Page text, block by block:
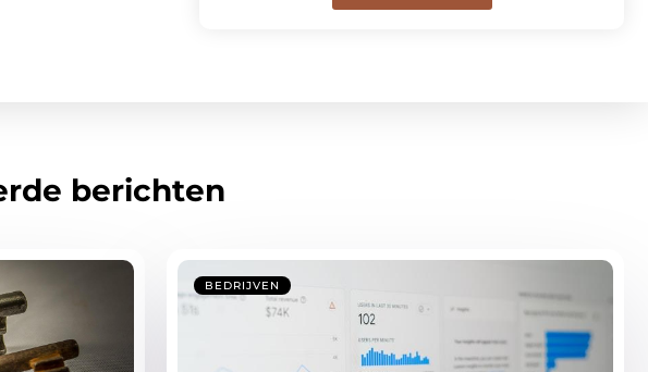
berichten
BEDRIJVEN